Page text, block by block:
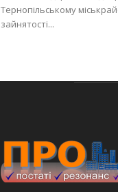
Тернопільському
зайнятості...